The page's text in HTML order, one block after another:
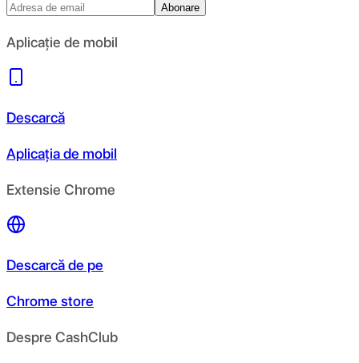
Abonare
Aplicație de mobil
Descarcă
Aplicația de mobil
Extensie Chrome
Descarcă de pe
Chrome store
Despre CashClub